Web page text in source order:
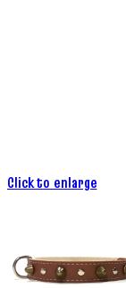
Click to enlarge